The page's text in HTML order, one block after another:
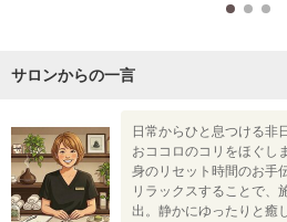
サロンからの一言
日常からひと息つける非
おココロのコリをほぐし
身のリセット時間のお手
リラックスすることで、
出。静かにゆったりと癒